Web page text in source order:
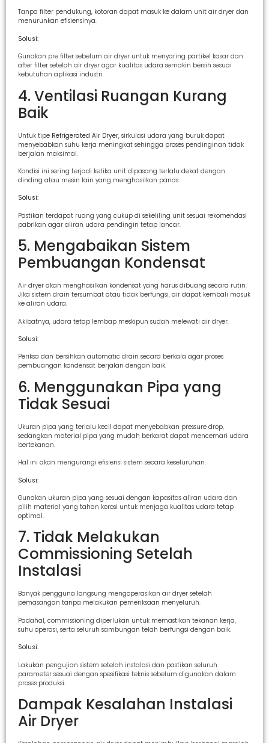
Tanpa filter pendukung, kotoran dapat masuk ke dalam unit air dryer dan
menurunkan efisiensinya.
Solusi:
Gunakan pre filter sebelum air dryer untuk menyaring partikel kasar dan
after filter setelah air dryer agar kualitas udara semakin bersih sesuai
kebutuhan aplikasi industri.
4. Ventilasi Ruangan Kurang
Baik
Untuk tipe Refrigerated Air Dryer, sirkulasi udara yang buruk dapat
menyebabkan suhu kerja meningkat sehingga proses pendinginan tidak
berjalan maksimal.
Kondisi ini sering terjadi ketika unit dipasang terlalu dekat dengan
dinding atau mesin lain yang menghasilkan panas.
Solusi:
Pastikan terdapat ruang yang cukup di sekeliling unit sesuai rekomendasi
pabrikan agar aliran udara pendingin tetap lancar.
5. Mengabaikan Sistem
Pembuangan Kondensat
Air dryer akan menghasilkan kondensat yang harus dibuang secara rutin.
Jika sistem drain tersumbat atau tidak berfungsi, air dapat kembali masuk
ke aliran udara.
Akibatnya, udara tetap lembap meskipun sudah melewati air dryer.
Solusi:
Periksa dan bersihkan automatic drain secara berkala agar proses
pembuangan kondensat berjalan dengan baik.
6. Menggunakan Pipa yang
Tidak Sesuai
Ukuran pipa yang terlalu kecil dapat menyebabkan pressure drop,
sedangkan material pipa yang mudah berkarat dapat mencemari udara
bertekanan.
Hal ini akan mengurangi efisiensi sistem secara keseluruhan.
Solusi:
Gunakan ukuran pipa yang sesuai dengan kapasitas aliran udara dan
pilih material yang tahan korosi untuk menjaga kualitas udara tetap
optimal.
7. Tidak Melakukan
Commissioning Setelah
Instalasi
Banyak pengguna langsung mengoperasikan air dryer setelah
pemasangan tanpa melakukan pemeriksaan menyeluruh.
Padahal, commissioning diperlukan untuk memastikan tekanan kerja,
suhu operasi, serta seluruh sambungan telah berfungsi dengan baik.
Solusi:
Lakukan pengujian sistem setelah instalasi dan pastikan seluruh
parameter sesuai dengan spesifikasi teknis sebelum digunakan dalam
proses produksi.
Dampak Kesalahan Instalasi
Air Dryer